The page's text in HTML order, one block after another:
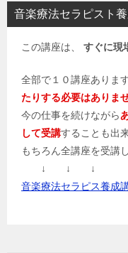
音楽療法セラピスト
この講座は、 すぐに現
全部で１０講座ありま
たりする必要はありま
今の仕事を続けながら
して受講することも出
もちろん全講座を受講
↓ ↓ ↓
音楽療法セラピス養成